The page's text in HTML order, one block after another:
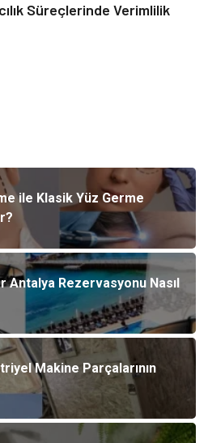
Süreçlerinde Verimlilik
ile Klasik Yüz Germe
Rezervasyonu Nasıl
Makine Parçalarının